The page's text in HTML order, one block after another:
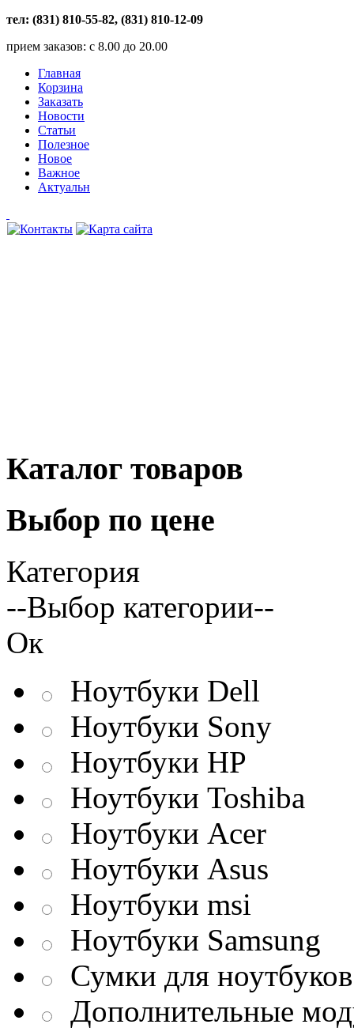
тел: (831) 810-55-82, (831) 810-12-09
прием заказов: с 8.00 до 20.00
Главная
Корзина
Заказать
Новости
Статьи
Полезное
Новое
Важное
Актуальн
Каталог товаров
Выбор по цене
Категория
--Выбор категории--
Ок
Ноутбуки Dell
Ноутбуки Sony
Ноутбуки HP
Ноутбуки Toshiba
Ноутбуки Acer
Ноутбуки Asus
Ноутбуки msi
Ноутбуки Samsung
Сумки для ноутбуков
Дополнительные